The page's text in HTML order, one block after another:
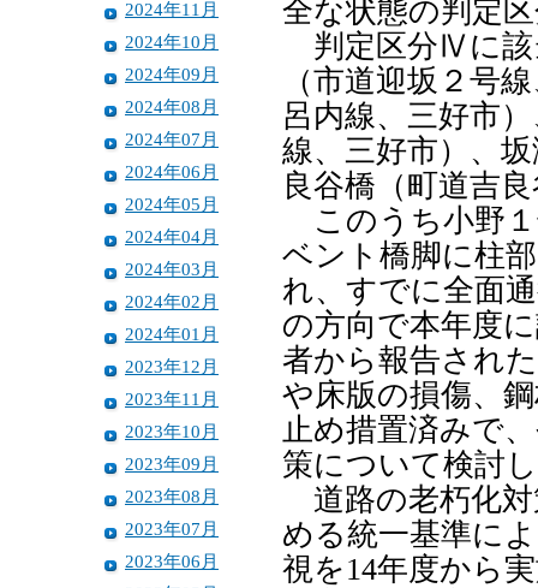
2024年11月
2024年10月
2024年09月
2024年08月
2024年07月
2024年06月
2024年05月
2024年04月
2024年03月
2024年02月
2024年01月
2023年12月
2023年11月
2023年10月
2023年09月
2023年08月
2023年07月
2023年06月
全な状態の判定
判定区分Ⅳに該
（市道迎坂２号
呂内線、三好市
線、三好市）、
良谷橋（町道吉
このうち小野１
ベント橋脚に柱
れ、すでに全面
の方向で本年度
者から報告され
や床版の損傷、
止め措置済みで
策について検討
道路の老朽化対
める統一基準に
視を14年度から